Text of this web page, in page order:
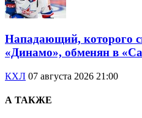
Нападающий, которого
«Динамо», обменян в
КХЛ 07 августа 2026 21:00
А ТАКЖЕ